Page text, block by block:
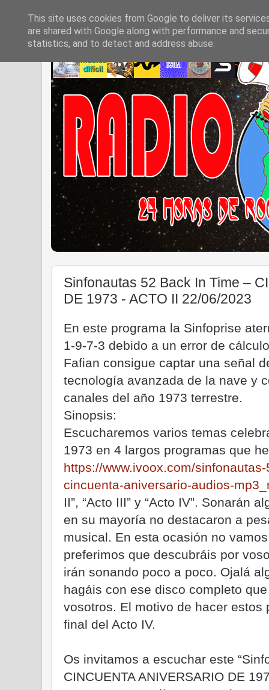
Sinfonautas 52 Back In Time –
DE 1973 - ACTO II 22/06/2023
En este programa la Sinfoprise
1-9-7-3 debido a un error de
Fafian consigue captar una señal
tecnología avanzada de la nave y
canales del año 1973 terrestre.
Sinopsis:
Escucharemos varios temas
1973 en 4 largos programas que
https://www.ivoox.com/
cincuenta-aniversario-audios-
II”, “Acto III” y “Acto IV”. Sonarán
en su mayoría no destacaron a
musical. En esta ocasión no
preferimos que descubráis por
irán sonando poco a poco. Ojalá
hagáis con ese disco completo
vosotros. El motivo de hacer estos
final del Acto IV.
Os invitamos a escuchar este
CINCUENTA ANIVERSARIO DE
This site uses cookies from Google to deliver its
are shared with Google along with performance and
statistics, and to detect and address abuse.